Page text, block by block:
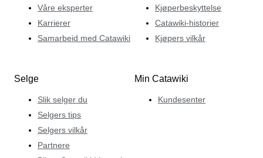
Våre eksperter
Karrierer
Samarbeid med Catawiki
Kjøperbeskyttelse
Catawiki-historier
Kjøpers vilkår
Selge
Slik selger du
Selgers tips
Selgers vilkår
Partnere
Min Catawiki
Kundesenter